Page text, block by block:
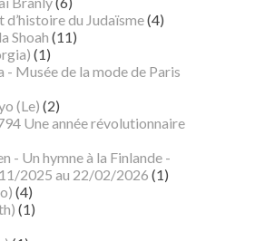
d’histoire du Judaïsme(4)
Shoah (11)
(1)
- Musée de la mode de Paris
(Le) (2)
Une année révolutionnaire
- Un hymne à la Finlande -
2025 au 22/02/2026 (1)
(4)
(1)